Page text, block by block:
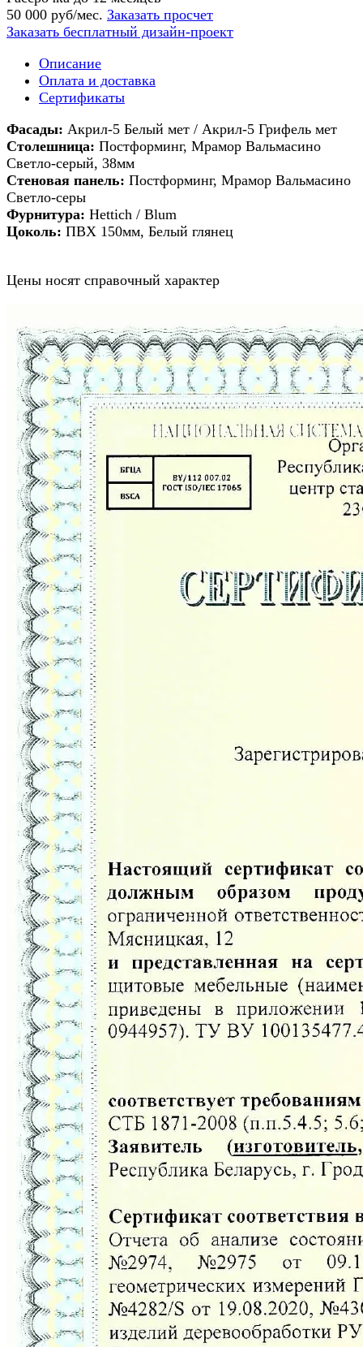
50 000 руб/мес. Заказать просчет
Заказать бесплатный дизайн-проект
Описание
Оплата и доставка
Сертификаты
Фасады: Акрил-5 Белый мет / Акрил-5 Грифель мет
Столешница: Постформинг, Мрамор Вальмасино
Светло-серый, 38мм
Стеновая панель: Постформинг, Мрамор Вальмасино
Светло-серы
Фурнитура: Hettich / Blum
Цоколь: ПВХ 150мм, Белый глянец
Цены носят справочный характер